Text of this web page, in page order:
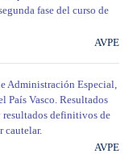
fase del curso de
AVPE
Administración Especial,
País Vasco. Resultados
resultados definitivos de
cautelar.
AVPE